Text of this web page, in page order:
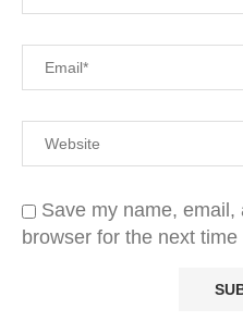
Save my name,
browser for the next